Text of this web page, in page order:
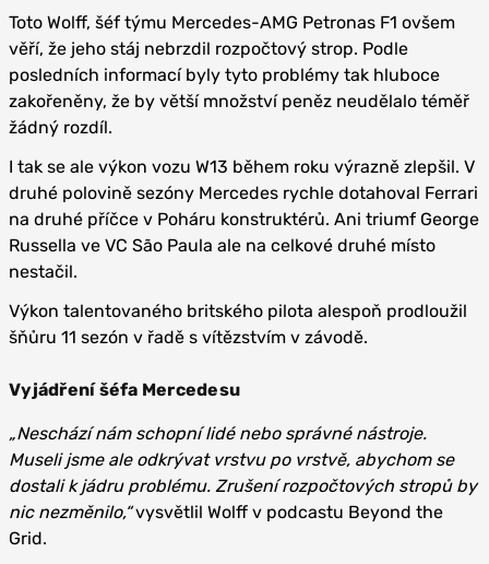
Toto Wolff, šéf týmu Mercedes-AMG Petronas F1 ovšem
věří, že jeho stáj nebrzdil rozpočtový strop. Podle
posledních informací byly tyto problémy tak hluboce
zakořeněny, že by větší množství peněz neudělalo téměř
žádný rozdíl.
I tak se ale výkon vozu W13 během roku výrazně zlepšil. V
druhé polovině sezóny Mercedes rychle dotahoval Ferrari
na druhé příčce v Poháru konstruktérů. Ani triumf George
Russella ve VC São Paula ale na celkové druhé místo
nestačil.
Výkon talentovaného britského pilota alespoň prodloužil
šňůru 11 sezón v řadě s vítězstvím v závodě.
Vyjádření šéfa Mercedesu
„Neschází nám schopní lidé nebo správné nástroje.
Museli jsme ale odkrývat vrstvu po vrstvě, abychom se
dostali k jádru problému. Zrušení rozpočtových stropů by
nic nezměnilo,“vysvětlil Wolff v podcastu Beyond the
Grid.